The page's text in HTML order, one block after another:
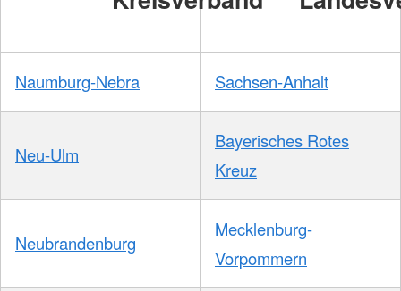
Naumburg-Nebra Sachsen-Anhalt
Neu-Ulm
Bayerisches Rotes
Kreuz
Neubrandenburg
Mecklenburg-
Vorpommern